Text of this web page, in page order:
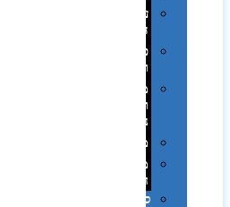
על
השולחן…
פינוק
וספא
מזוודות
ותיקי
נסיעות
מטריות
מוצרי
חוף
סביבת